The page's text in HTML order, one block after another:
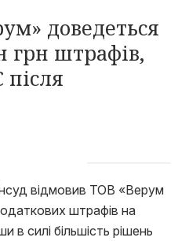
доведеться
грн штрафів,
відмовив ТОВ «Верум
штрафів на
в силі більшість рішень